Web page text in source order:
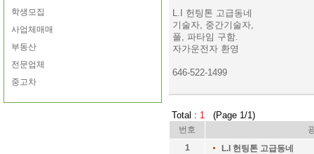
학생모집
사업체매매
부동산
전문업체
중고차
L.I 헌팅톤 고급동네
기술자, 중간기술자,
풀, 파타임 구함.
자가운전자 환영
646-522-1499
Total : 1 (Page 1/1)
번호
1
L.I 헌팅톤 고급동네